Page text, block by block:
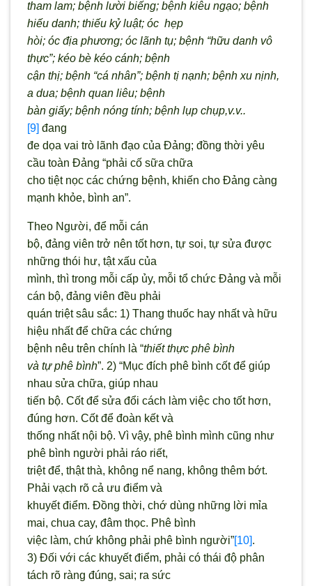
tham lam; bệnh lười biếng; bệnh kiêu ngạo; bệnh
hiếu danh; thiếu kỷ luật; óc hẹp
hòi; óc địa phương; óc lãnh tụ; bệnh “hữu danh vô
thực”; kéo bè kéo cánh; bệnh
cận thị; bệnh “cá nhân”; bệnh tị nạnh; bệnh xu nịnh,
a dua; bệnh quan liêu; bệnh
bàn giấy; bệnh nóng tính; bệnh lụp chụp,v.v..
[9] đang
đe dọa vai trò lãnh đạo của Đảng; đồng thời yêu
cầu toàn Đảng “phải cố sữa chữa
cho tiệt nọc các chứng bệnh, khiến cho Đảng càng
mạnh khỏe, bình an”.
Theo Người, để mỗi cán
bộ, đảng viên trở nên tốt hơn, tự soi, tự sửa được
những thói hư, tật xấu của
mình, thì trong mỗi cấp ủy, mỗi tổ chức Đảng và mỗi
cán bộ, đảng viên đều phải
quán triệt sâu sắc: 1) Thang thuốc hay nhất và hữu
hiệu nhất để chữa các chứng
bệnh nêu trên chính là “thiết thực phê bình
và tự phê bình”. 2) “Mục đích phê bình cốt để giúp
nhau sửa chữa, giúp nhau
tiến bộ. Cốt để sửa đổi cách làm việc cho tốt hơn,
đúng hơn. Cốt để đoàn kết và
thống nhất nội bộ. Vì vậy, phê bình mình cũng như
phê bình người phải ráo riết,
triệt để, thật thà, không nể nang, không thêm bớt.
Phải vạch rõ cả ưu điểm và
khuyết điểm. Đồng thời, chớ dùng những lời mỉa
mai, chua cay, đâm thọc. Phê bình
việc làm, chứ không phải phê bình người”[10].
3) Đối với các khuyết điểm, phải có thái độ phân
tách rõ ràng đúng, sai; ra sức